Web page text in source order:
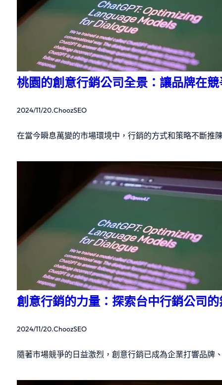
桃園的創意行銷公司全景：讓品牌在
2024/11/20.ChoozSEO
在當今瞬息萬變的市場環境中，行銷的方式和策略不斷
創意行銷的力量：探索台中行銷公司
2024/11/20.ChoozSEO
隨著市場競爭的日益激烈，創意行銷已成為企業打響品